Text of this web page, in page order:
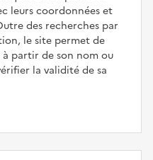
leurs coordonnées et
des recherches par
le site permet de
partir de son nom ou
la validité de sa